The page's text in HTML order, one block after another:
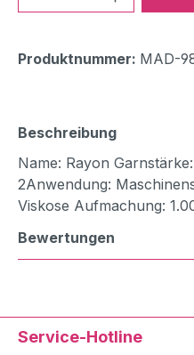
Produktnummer: MAD-
Beschreibung
Name: Rayon
2Anwendung:
Viskose Aufmachung:
Bewertungen
Service-Hotline